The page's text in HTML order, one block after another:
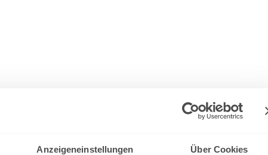
Anzeigeneinstellungen Über Cookies